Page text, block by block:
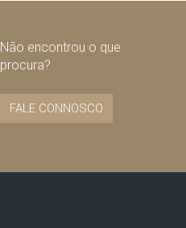
Não encontrou o que
procura?
FALE CONNOSCO